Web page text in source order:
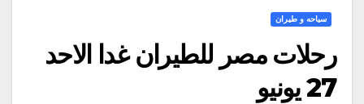
سياحه و طيران
رحلات مصر للطيران غدا الاحد
27 يونيو